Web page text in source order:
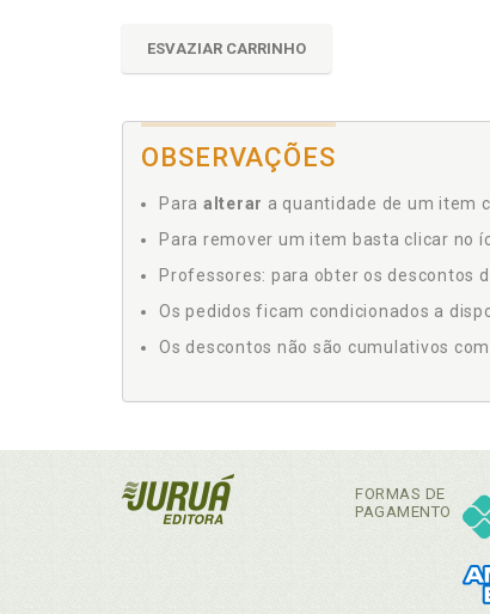
ESVAZIAR CARRINHO
OBSERVAÇÕES
Para alterar a quantidade de um item
Para remover um item basta clicar no
Professores: para obter os descontos
Os pedidos ficam condicionados a
Os descontos não são cumulativos
FORMAS DE
PAGAMENTO